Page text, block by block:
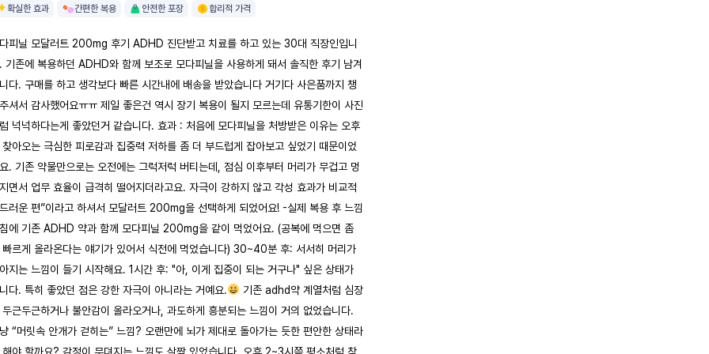
확실한 효과 간편한 복용 안전한 포장 합리적 가격
피닐 모달러트 200mg 후기 ADHD 진단받고 치료를 하고 있는 30대 직장인입니
기존에 복용하던 ADHD와 함께 보조로 모다피닐을 사용하게 돼서 솔직한 후기 남겨
다. 구매를 하고 생각보다 빠른 시간내에 배송을 받았습니다 거기다 사은품까지 챙
셔서 감사했어요ㅠㅠ 제일 좋은건 역시 장기 복용이 될지 모르는데 유통기한이 사진
넉넉하다는게 좋았던거 같습니다. 효과 : 처음에 모다피닐을 처방받은 이유는 오후
찾아오는 극심한 피로감과 집중력 저하를 좀 더 부드럽게 잡아보고 싶었기 때문이었
. 기존 약물만으로는 오전에는 그럭저럭 버티는데, 점심 이후부터 머리가 무겁고 멍
면서 업무 효율이 급격히 떨어지더라고요. 자극이 강하지 않고 각성 효과가 비교적
러운 편”이라고 하셔서 모달러트 200mg을 선택하게 되었어요! -실제 복용 후 느낌
에 기존 ADHD 약과 함께 모다피닐 200mg을 같이 먹었어요. (공복에 먹으면 좀
빠르게 올라온다는 얘기가 있어서 식전에 먹었습니다) 30~40분 후: 서서히 머리가
지는 느낌이 들기 시작해요. 1시간 후: "아, 이게 집중이 되는 거구나" 싶은 상태가
다. 특히 좋았던 점은 강한 자극이 아니라는 거예요.
기존 adhd약 계열처럼 심장
두근두근하거나 불안감이 올라오거나, 과도하게 흥분되는 느낌이 거의 없었습니다.
“머릿속 안개가 걷히는” 느낌? 오랜만에 뇌가 제대로 돌아가는 듯한 편안한 상태라